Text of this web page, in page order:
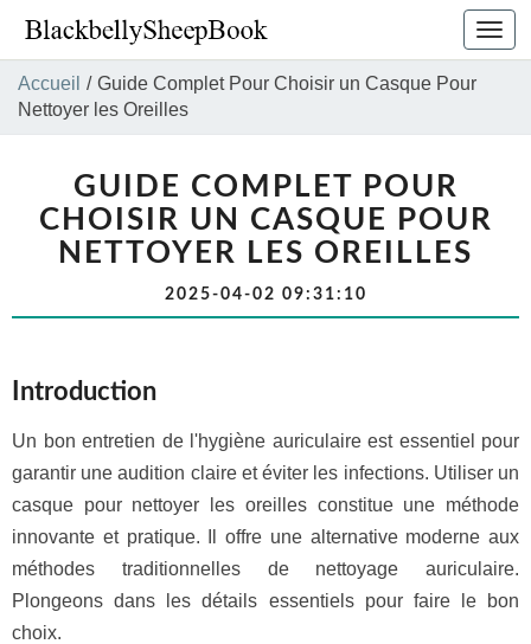
la
Accueil / Guide Complet Pour Choisir un Casque Pour
Nettoyer les Oreilles
GUIDE COMPLET POUR
CHOISIR UN CASQUE POUR
NETTOYER LES OREILLES
2025-04-02 09:31:10
Introduction
Un bon entretien de l'hygiène auriculaire est essentiel pour
garantir une audition claire et éviter les infections. Utiliser un
casque pour nettoyer les oreilles constitue une méthode
innovante et pratique. Il offre une alternative moderne aux
méthodes traditionnelles de nettoyage auriculaire.
Plongeons dans les détails essentiels pour faire le bon
choix.